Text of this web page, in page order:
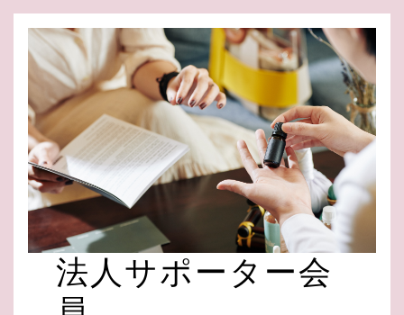
法人サポーター会